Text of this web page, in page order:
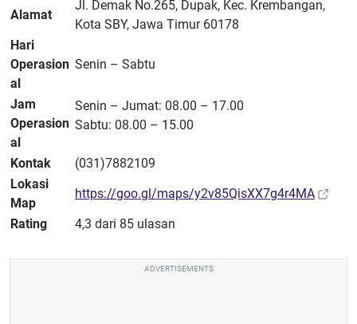
Alamat
Jl. Demak No.265, Dupak, Kec. Krembangan,
Kota SBY, Jawa Timur 60178
Hari
Operasion
al
Senin – Sabtu
Jam
Operasion
al
Senin – Jumat: 08.00 – 17.00
Sabtu: 08.00 – 15.00
Kontak
(031)7882109
Lokasi
Map
https://goo.gl/maps/y2v85QisXX7g4r4MA
Rating
4,3 dari 85 ulasan
ADVERTISEMENTS